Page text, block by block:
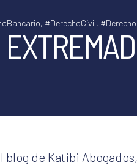
, #DerechoCivil,
blog de Katibi